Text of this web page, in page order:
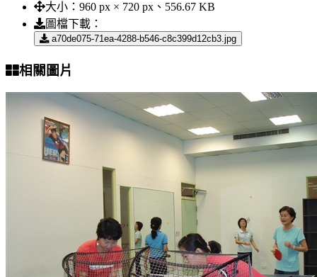
大小： 960 px × 720 px、556.67 KB
圖檔下載：
a70de075-71ea-4288-b546-c8c399d12cb3.jpg
相關圖片